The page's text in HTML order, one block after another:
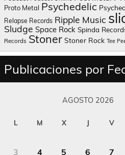
Proto Metal Psychedelic
Relapse Records Ripple Music
Sludge Space Rock Spinda
Records Stoner Stoner Rock Tee
Publicaciones por
AGOSTO 2026
L M X J V
3
4 5 6 7